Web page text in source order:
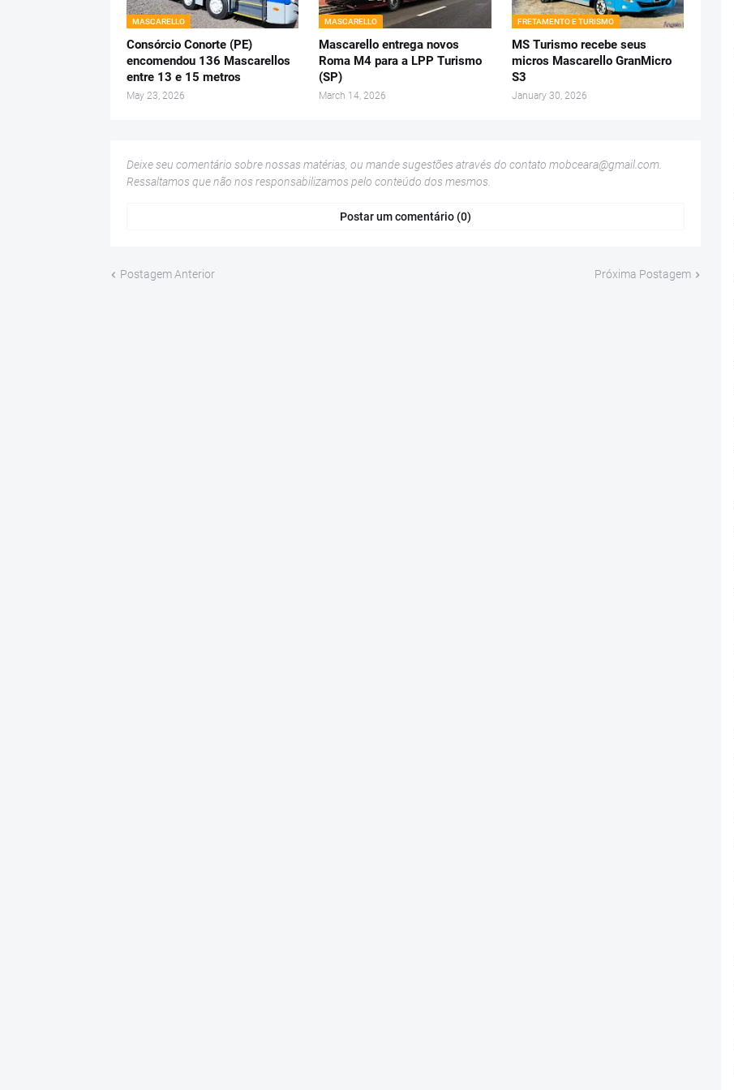
MASCARELLO
Consórcio Conorte (PE)
encomendou 136 Mascarellos
entre 13 e 15 metros
May 23, 2026
MASCARELLO
Mascarello entrega novos
Roma M4 para a LPP Turismo
(SP)
March 14, 2026
FRETAMENTO E TURISMO
MS Turismo recebe seus
micros Mascarello GranMicro
S3
January 30, 2026
Deixe seu comentário sobre nossas matérias, ou mande sugestões através do contato mobceara@gmail.com.
Ressaltamos que não nos responsabilizamos pelo conteúdo dos mesmos.
Postar um comentário (0)
Postagem Anterior Próxima Postagem